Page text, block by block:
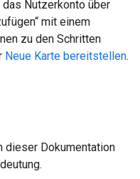
Nutzerkonto über
mit einem
zu den Schritten
Neue Karte bereitstellen.
dieser Dokumentation